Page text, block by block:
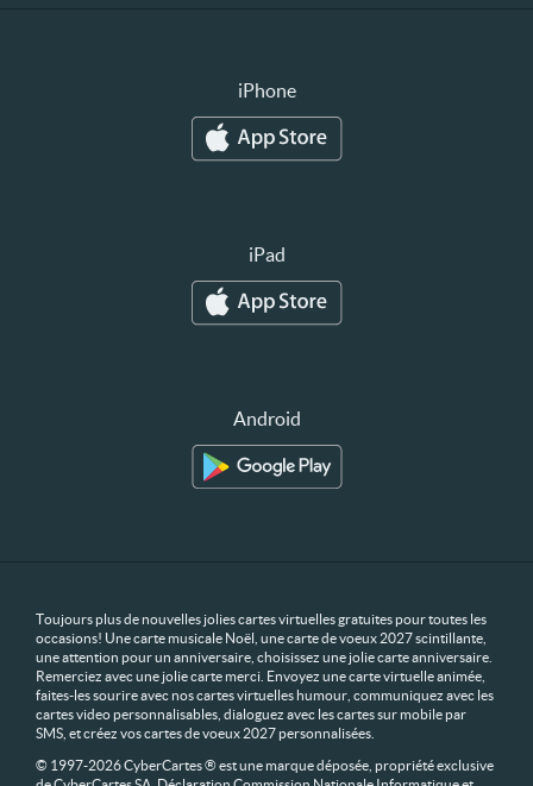
iPhone
iPad
Android
Toujours plus de nouvelles jolies cartes virtuelles gratuites pour toutes les
occasions! Une carte musicale Noël, une carte de voeux 2027 scintillante,
une attention pour un anniversaire, choisissez une jolie carte anniversaire.
Remerciez avec une jolie carte merci. Envoyez une carte virtuelle animée,
faites-les sourire avec nos cartes virtuelles humour, communiquez avec les
cartes video personnalisables, dialoguez avec les cartes sur mobile par
SMS, et créez vos cartes de voeux 2027 personnalisées.
© 1997-2026 CyberCartes ® est une marque déposée, propriété exclusive